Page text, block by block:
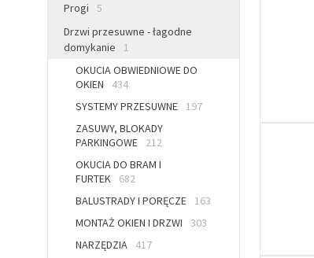
Progi
5
Drzwi przesuwne - łagodne
domykanie
1
OKUCIA OBWIEDNIOWE DO
OKIEN
434
SYSTEMY PRZESUWNE
197
ZASUWY, BLOKADY
PARKINGOWE
212
OKUCIA DO BRAM I
FURTEK
682
BALUSTRADY I PORĘCZE
163
MONTAŻ OKIEN I DRZWI
303
NARZĘDZIA
417